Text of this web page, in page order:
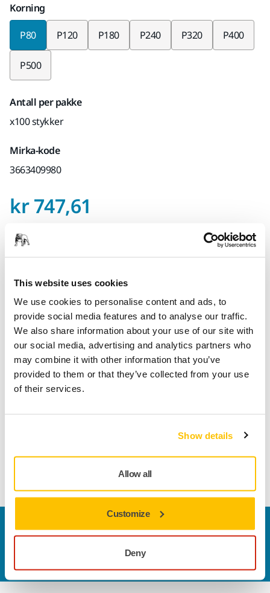
This website uses cookies
We use cookies to personalise content and ads, to
provide social media features and to analyse our traffic.
We also share information about your use of our site with
our social media, advertising and analytics partners who
may combine it with other information that you’ve
provided to them or that they’ve collected from your use
of their services.
Show details
Allow all
Customize
Deny
Korning
P80 P120 P180 P240 P320 P400
P500
Antall per pakke
x100 stykker
Mirka-kode
3663409980
kr 747,61
Produktinformasjon
Tekniske detaljer Nedlastinger
Q.Silver er et slipemateriale med optimal aggressivitet
Silver har også meget gode slipeegenskaper på tre og
komposittmateriell. Ryggmaterialet er et fleksibelt og sterkt
Kontakt oss
vårt på spørsmålene dine.